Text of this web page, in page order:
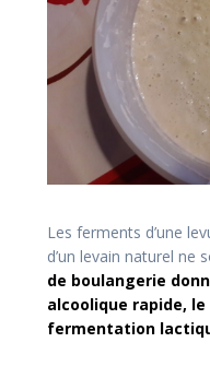
Les ferments d’une
d’un levain naturel ne
de boulangerie
alcoolique rapide,
fermentation